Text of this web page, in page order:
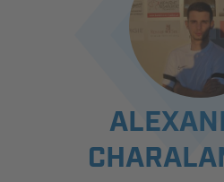
ERGEBNISSE & WETTBEWERBE
SPIELBETRIEB &
AUSBILDUNG & FÖRDERUNG
DER VERBAND